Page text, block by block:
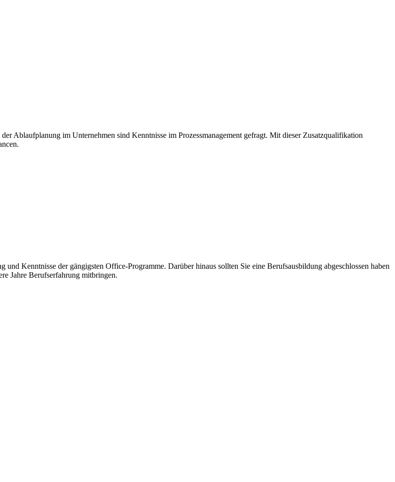
Ablaufplanung im Unternehmen sind Kenntnisse im Prozessmanagement gefragt. Mit dieser Zusatzqualifikation
Kenntnisse der gängigsten Office-Programme. Darüber hinaus sollten Sie eine Berufsausbildung abgeschlossen haben
Jahre Berufserfahrung mitbringen.